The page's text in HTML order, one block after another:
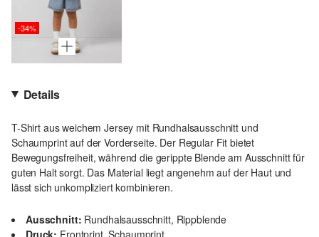
-34%
Details
T-Shirt aus weichem Jersey mit Rundhalsausschnitt und
Schaumprint auf der Vorderseite. Der Regular Fit bietet
Bewegungsfreiheit, während die gerippte Blende am Ausschnitt für
guten Halt sorgt. Das Material liegt angenehm auf der Haut und
lässt sich unkompliziert kombinieren.
Ausschnitt: Rundhalsausschnitt, Rippblende
Druck: Frontprint, Schaumprint